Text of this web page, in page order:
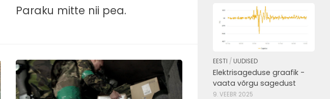
Paraku mitte nii pea.
EESTI / UUDISED
Elektrisageduse graafik -
vaata võrgu sagedust
9. VEEBR 2025